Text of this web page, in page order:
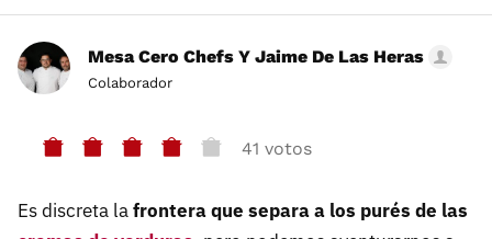
Mesa Cero Chefs Y Jaime De Las Heras
Colaborador
41 votos
Es discreta lafrontera que separa a los purés de las